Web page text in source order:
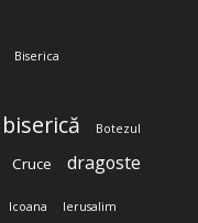
Biserica
biserică Botezul
Cruce dragoste
Icoana Ierusalim